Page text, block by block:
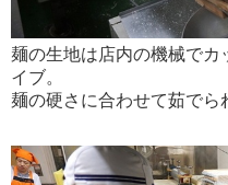
麺の生地は店内の機械で
イブ。
麺の硬さに合わせて茹でら